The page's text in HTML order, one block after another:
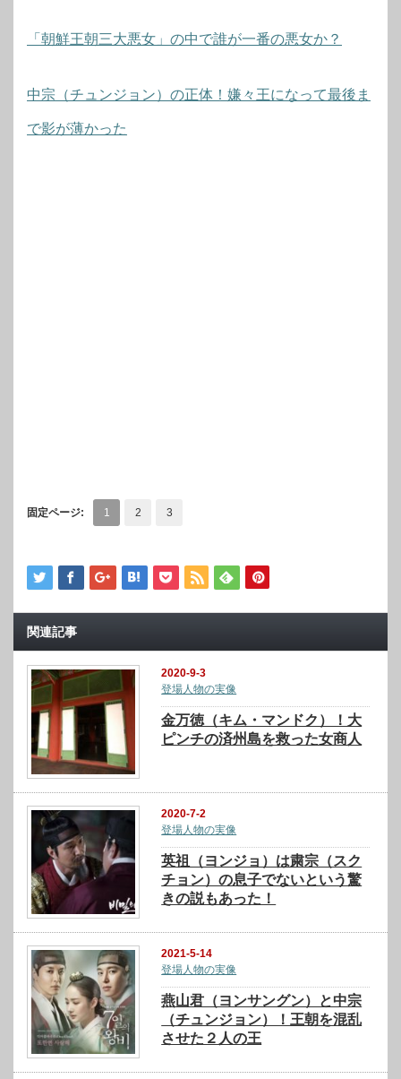
「朝鮮王朝三大悪女」の中で誰が一番の悪女か？
中宗（チュンジョン）の正体！嫌々王になって最後ま
で影が薄かった
固定ページ: 1 2 3
関連記事
2020-9-3
登場人物の実像
金万徳（キム・マンドク）！大
ピンチの済州島を救った女商人
2020-7-2
登場人物の実像
英祖（ヨンジョ）は粛宗（スク
チョン）の息子でないという驚
きの説もあった！
2021-5-14
登場人物の実像
燕山君（ヨンサングン）と中宗
（チュンジョン）！王朝を混乱
させた２人の王